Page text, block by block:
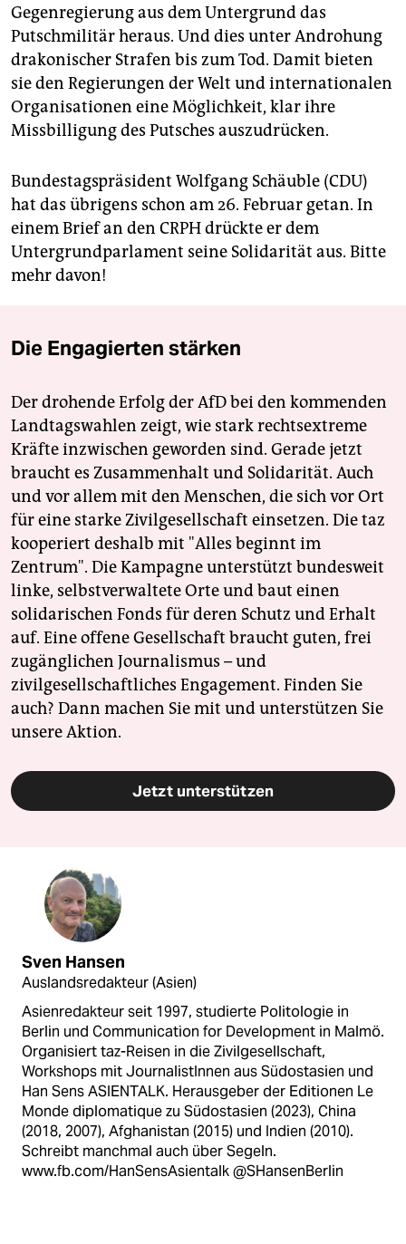
Gegenregierung aus dem Untergrund das
Putschmilitär heraus. Und dies unter Androhung
drakonischer Strafen bis zum Tod. Damit bieten
sie den Regierungen der Welt und internationalen
Organisationen eine Möglichkeit, klar ihre
Missbilligung des Putsches auszudrücken.
Bundestagspräsident Wolfgang Schäuble (CDU)
hat das übrigens schon am 26. Februar getan. In
einem Brief an den CRPH drückte er dem
Untergrundparlament seine Solidarität aus. Bitte
mehr davon!
Die Engagierten stärken
Der drohende Erfolg der AfD bei den kommenden
Landtagswahlen zeigt, wie stark rechtsextreme
Kräfte inzwischen geworden sind. Gerade jetzt
braucht es Zusammenhalt und Solidarität. Auch
und vor allem mit den Menschen, die sich vor Ort
für eine starke Zivilgesellschaft einsetzen. Die taz
kooperiert deshalb mit "Alles beginnt im
Zentrum". Die Kampagne unterstützt bundesweit
linke, selbstverwaltete Orte und baut einen
solidarischen Fonds für deren Schutz und Erhalt
auf. Eine offene Gesellschaft braucht guten, frei
zugänglichen Journalismus – und
zivilgesellschaftliches Engagement. Finden Sie
auch? Dann machen Sie mit und unterstützen Sie
unsere Aktion.
Jetzt unterstützen
Sven Hansen
Auslandsredakteur (Asien)
Asienredakteur seit 1997, studierte Politologie in
Berlin und Communication for Development in Malmö.
Organisiert taz-Reisen in die Zivilgesellschaft,
Workshops mit JournalistInnen aus Südostasien und
Han Sens ASIENTALK. Herausgeber der Editionen Le
Monde diplomatique zu Südostasien (2023), China
(2018, 2007), Afghanistan (2015) und Indien (2010).
Schreibt manchmal auch über Segeln.
www.fb.com/HanSensAsientalk @SHansenBerlin